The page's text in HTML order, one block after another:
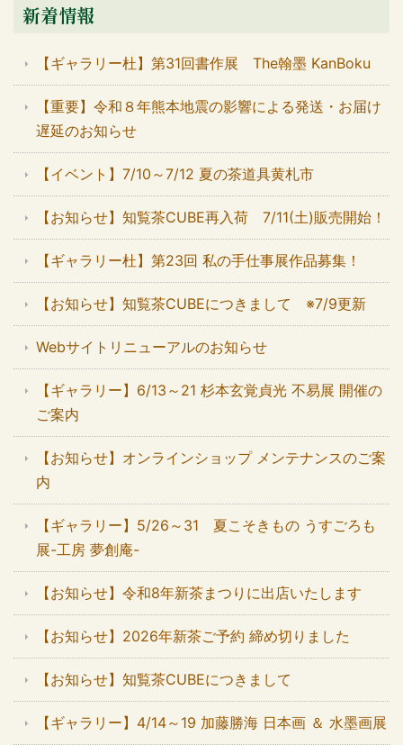
新着情報
【ギャラリー杜】第31回書作展 The翰墨 KanBoku
【重要】令和８年熊本地震の影響による発送・お届け
遅延のお知らせ
【イベント】7/10～7/12 夏の茶道具黄札市
【お知らせ】知覧茶CUBE再入荷 7/11(土)販売開始！
【ギャラリー杜】第23回 私の手仕事展作品募集！
【お知らせ】知覧茶CUBEにつきまして ※7/9更新
Webサイトリニューアルのお知らせ
【ギャラリー】6/13～21 杉本玄覚貞光 不易展 開催の
ご案内
【お知らせ】オンラインショップ メンテナンスのご案
内
【ギャラリー】5/26～31 夏こそきもの うすごろも
展-工房 夢創庵-
【お知らせ】令和8年新茶まつりに出店いたします
【お知らせ】2026年新茶ご予約 締め切りました
【お知らせ】知覧茶CUBEにつきまして
【ギャラリー】4/14～19 加藤勝海 日本画 ＆ 水墨画展